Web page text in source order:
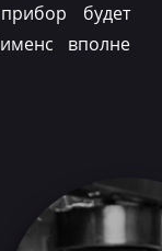
будет
вполне